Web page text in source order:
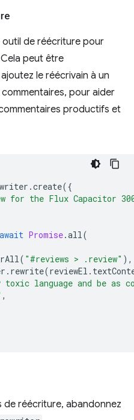
outil de réécriture pour
peut être
le réécrivain à un
pour aider
productifs et
.create({
for the Flux Capacitor
await Promise.all(
( "#reviews > .review" ),
. rewrite(reviewEl .
toxic language and be as
,
de réécriture, abandonnez